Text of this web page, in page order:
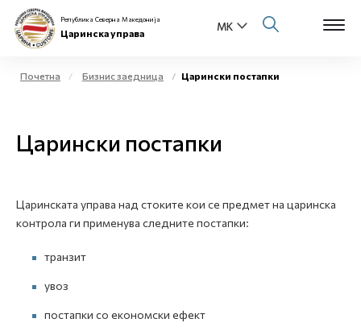
Физички лица
Бизнис заедница
Контакт
Република Северна Македонија
Царинска управа
Почетна Бизнис заедница Царински постапки
Царински постапки
Царинската управа над стоките кои се предмет на царинска
контрола ги применува следните постапки:
транзит
увоз
постапки со економски ефект